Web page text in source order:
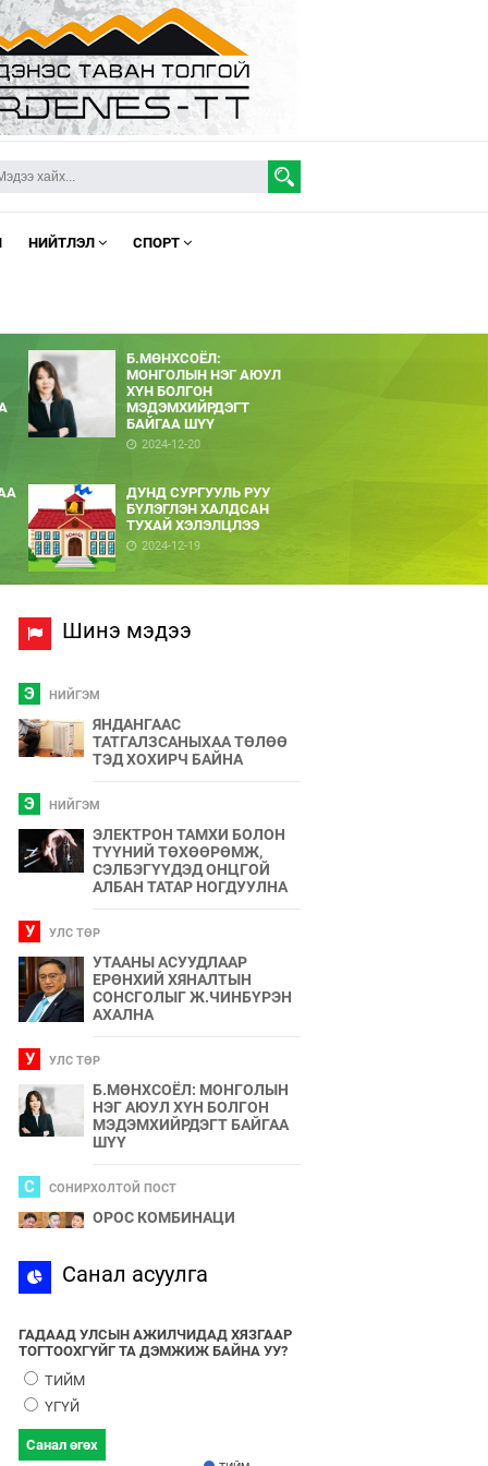
НИЙТЛЭЛ СПОРТ
Б.МӨНХСОЁЛ:
МОНГОЛЫН НЭГ АЮУЛ
ХҮН БОЛГОН
МЭДЭМХИЙРДЭГТ
БАЙГАА ШҮҮ
2024-12-20
ДУНД СУРГУУЛЬ РУУ
БҮЛЭГЛЭН ХАЛДСАН
ТУХАЙ ХЭЛЭЛЦЛЭЭ
2024-12-19
Шинэ мэдээ
Э НИЙГЭМ
ЯНДАНГААС
ТАТГАЛЗСАНЫХАА ТӨЛӨӨ
ТЭД ХОХИРЧ БАЙНА
Э НИЙГЭМ
ЭЛЕКТРОН ТАМХИ БОЛОН
ТҮҮНИЙ ТӨХӨӨРӨМЖ,
СЭЛБЭГҮҮДЭД ОНЦГОЙ
АЛБАН ТАТАР НОГДУУЛНА
У УЛС ТӨР
УТААНЫ АСУУДЛААР
ЕРӨНХИЙ ХЯНАЛТЫН
СОНСГОЛЫГ Ж.ЧИНБҮРЭН
АХАЛНА
У УЛС ТӨР
Б.МӨНХСОЁЛ: МОНГОЛЫН
НЭГ АЮУЛ ХҮН БОЛГОН
МЭДЭМХИЙРДЭГТ БАЙГАА
ШҮҮ
С СОНИРХОЛТОЙ ПОСТ
ОРОС КОМБИНАЦИ
С СПОРТ
У
БҮЛЭГЛЭЛҮҮДИЙН
ХАМТЫН БҮТЭЭЛ ЮМ
Санал асуулга
ГАДААД УЛСЫН АЖИЛЧИДАД ХЯЗГААР
ТОГТООХГҮЙГ ТА ДЭМЖИЖ БАЙНА УУ?
ТИЙМ
ҮГҮЙ
Санал өгөх